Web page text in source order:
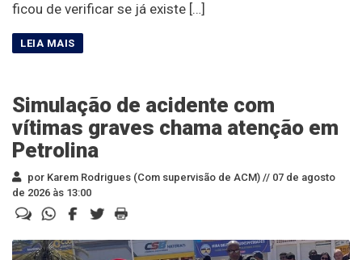
ficou de verificar se já existe […]
Simulação de acidente com
vítimas graves chama atenção em
Petrolina
por Karem Rodrigues (Com supervisão de ACM) // 07 de agosto
de 2026 às 13:00